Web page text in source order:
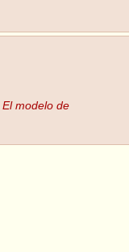
El modelo de